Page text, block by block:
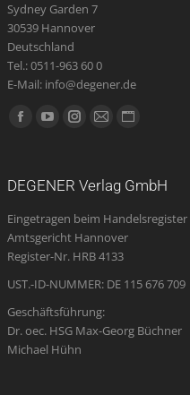
Sydney Garden 7
30539 Hannover
Deutschland
Tel.: 0511-963 60 0
E-Mail: info@degener.de
Finden Sie uns auf:
Facebook
new
window
YouTube
new
window
Instagram
new
window
E-
opens
in
new
Website
new
DEGENER Verlag GmbH
Eingetragen beim Handelsregister
Amtsgericht Hannover
Register-Nr. HRB 4133
UST.-ID-NUMMER: DE 115 676 709
Geschäftsführung:
Dr. oec. HSG Max-Georg Büchner
Michael Hühn